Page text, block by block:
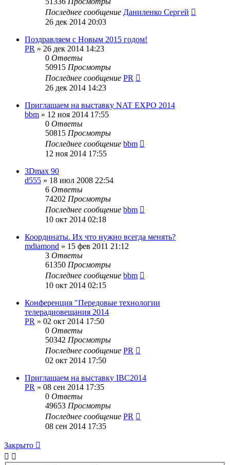
Последнее сообщение Даниленко Сергей
26 дек 2014 20:03
Поздравляем с Новым 2015 годом!
PR » 26 дек 2014 14:23
0 Ответы
50915 Просмотры
Последнее сообщение PR
26 дек 2014 14:23
Приглашаем на выставку NAT EXPO 2014
bbm » 12 ноя 2014 17:55
0 Ответы
50815 Просмотры
Последнее сообщение bbm
12 ноя 2014 17:55
3Dmax 90
d555 » 18 июл 2008 22:54
6 Ответы
74202 Просмотры
Последнее сообщение bbm
10 окт 2014 02:18
Координаты. Их что нужно всегда менять?
mdiamond » 15 фев 2011 21:12
3 Ответы
61350 Просмотры
Последнее сообщение bbm
10 окт 2014 02:15
Конференция "Передовые технологии
телерадиовещания 2014
PR » 02 окт 2014 17:50
0 Ответы
50342 Просмотры
Последнее сообщение PR
02 окт 2014 17:50
Приглашаем на выставку IBC2014
PR » 08 сен 2014 17:35
0 Ответы
49653 Просмотры
Последнее сообщение PR
08 сен 2014 17:35
Закрыто